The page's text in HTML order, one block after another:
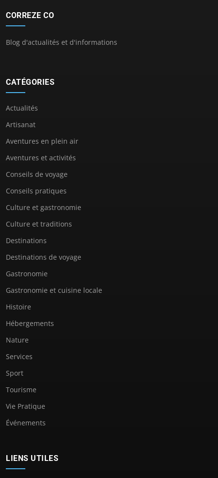
CORREZE CO
Blog d'actualités et d'informations
CATÉGORIES
Actualités
Artisanat
Aventures en plein air
Aventures et activités
Conseils de voyage
Conseils pratiques
Culture et gastronomie
Culture et traditions
Destinations
Destinations de voyage
Gastronomie
Gastronomie et cuisine locale
Histoire
Hébergements
Nature
Services
Sport
Tourisme
Vie Pratique
Événements
LIENS UTILES